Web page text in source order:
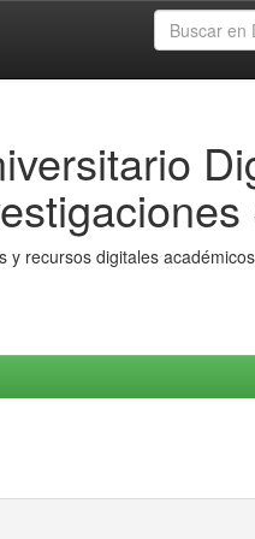
y recursos digitales